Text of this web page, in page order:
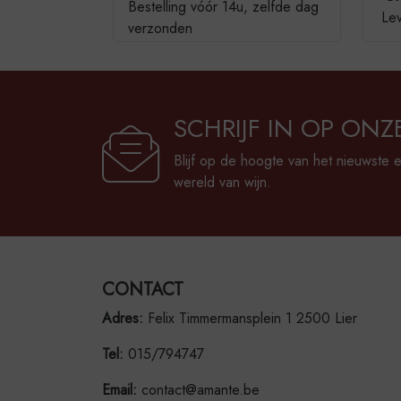
Bestelling vóór 14u, zelfde dag
verzonden
SCHRIJF IN OP
Blijf op de hoogte van het nieuwste
wereld van wijn.
CONTACT
Adres: Felix Timmermansplein 1 2500 Lier
Tel: 015/794747
Email: contact@amante.be